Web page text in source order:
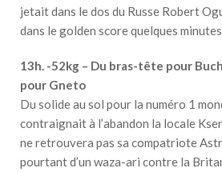
jetait dans le dos du Russe Robert
dans le golden score quelques
13h. -52kg – Du bras-tête pour
pour Gneto
Du solide au sol pour la numéro 1
contraignait à l’abandon la locale
ne retrouvera pas sa compatriote
pourtant d’un waza-ari contre la